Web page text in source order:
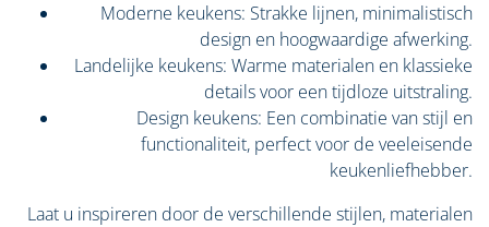
Moderne keukens: Strakke lijnen, minimalistisch
design en hoogwaardige afwerking.
Landelijke keukens: Warme materialen en klassieke
details voor een tijdloze uitstraling.
Design keukens: Een combinatie van stijl en
functionaliteit, perfect voor de veeleisende
keukenliefhebber.
Laat u inspireren door de verschillende stijlen, materialen